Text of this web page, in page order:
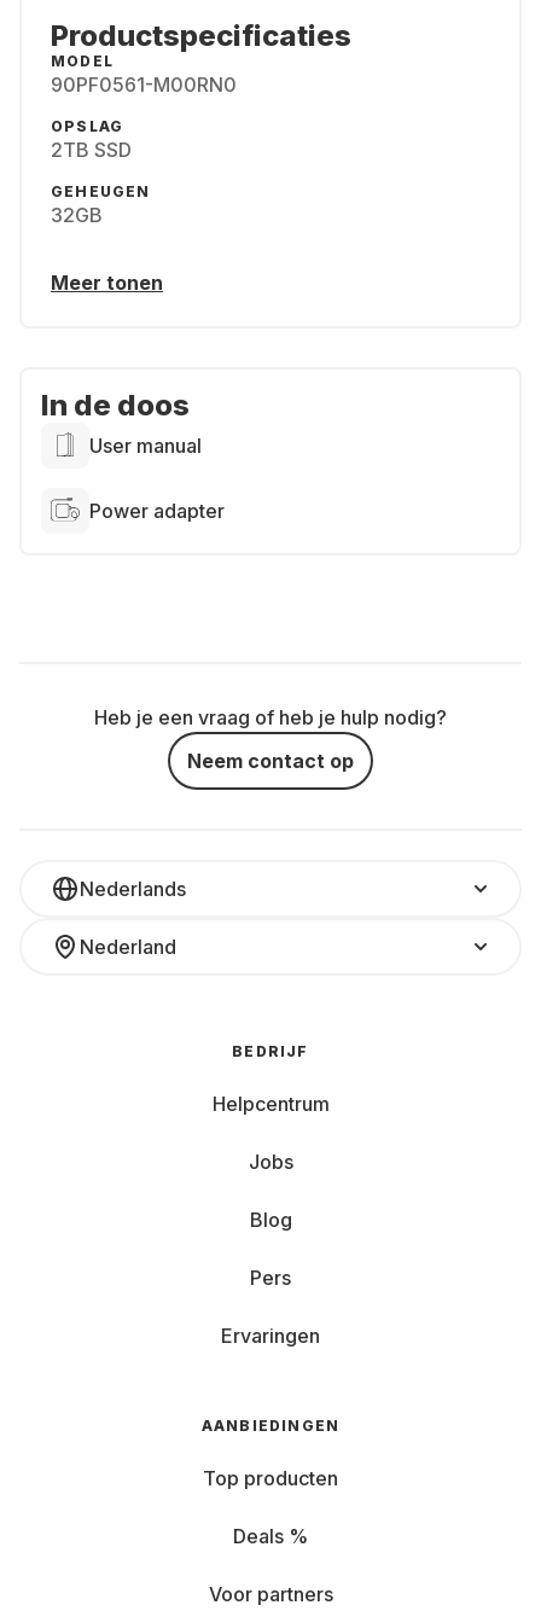
Productspecificaties
MODEL
90PF0561-M00RN0
OPSLAG
2TB SSD
GEHEUGEN
32GB
Meer tonen
In de doos
User manual
Power adapter
Heb je een vraag of heb je hulp nodig?
Neem contact op
Nederlands
Nederland
BEDRIJF
Helpcentrum
Jobs
Blog
Pers
Ervaringen
AANBIEDINGEN
Top producten
Deals %
Voor partners